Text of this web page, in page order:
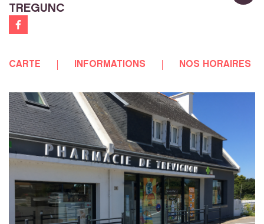
TREGUNC
CARTE INFORMATIONS NOS HORAIRES